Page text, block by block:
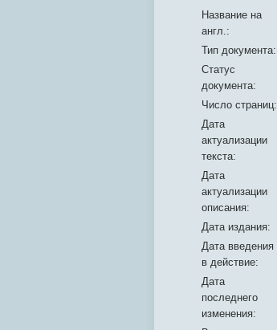
Название на
англ.:
Тип документа:
Статус
документа:
Число страниц:
Дата
актуализации
текста:
Дата
актуализации
описания:
Дата издания:
Дата введения
в действие:
Дата
последнего
изменения: